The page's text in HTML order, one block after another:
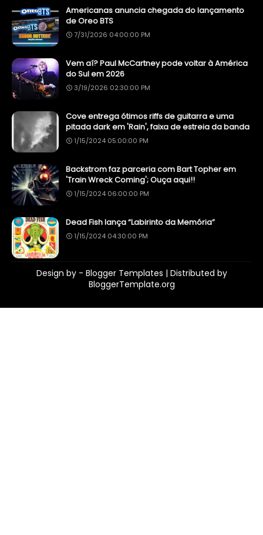
Americanas anuncia chegada do lançamento
de Oreo BTS
7/31/2026 04:00:00 PM
Vem aí? Paul McCartney pode voltar à América
do Sul em 2026
3/19/2026 02:30:00 PM
Cove entrega ótimos riffs de guitarra e uma
pitada dark em 'Rain', faixa de estreia da banda
1/15/2024 05:00:00 PM
Backstrom faz parceria com Bart Topher em
'Train Wreck Coming'; Ouça aqui!!
1/15/2024 06:00:00 PM
Dead Fish lança “Labirinto da Memória”
1/15/2024 04:30:00 PM
Design by - Blogger Templates | Distributed by
BloggerTemplate.org